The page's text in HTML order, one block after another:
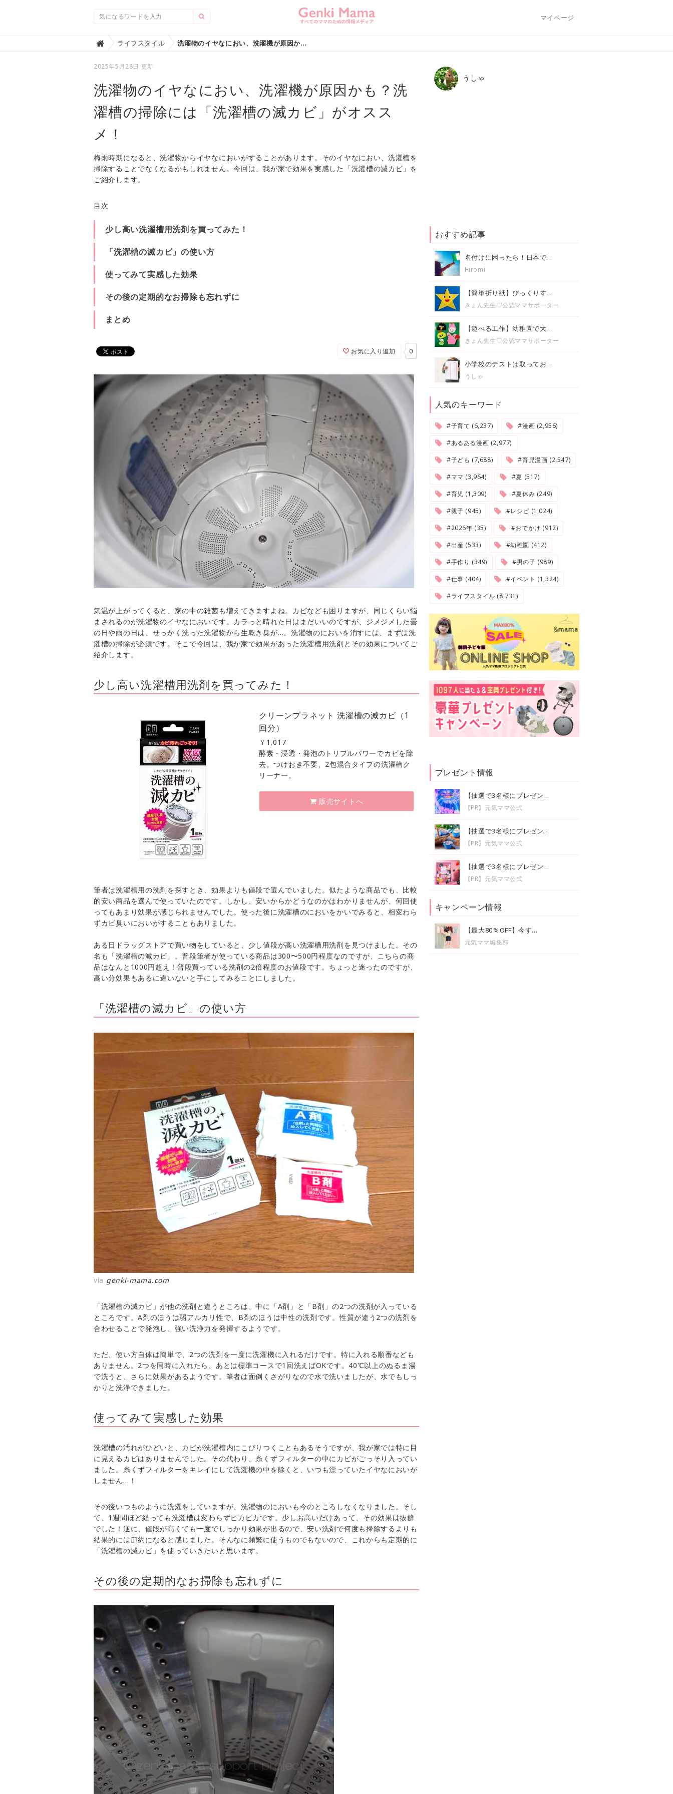
マイページ
Homeライフスタイル 洗濯物のイヤなにおい、洗濯機が原因かも？洗濯槽の掃除には「洗濯槽の滅カビ」がオススメ！
2025年5月28日 更新
洗濯物のイヤなにおい、洗濯機が原因かも？洗
濯槽の掃除には「洗濯槽の滅カビ」がオスス
メ！
梅雨時期になると、洗濯物からイヤなにおいがすることがあります。そのイヤなにおい、洗濯槽を
掃除することでなくなるかもしれません。今回は、我が家で効果を実感した「洗濯槽の滅カビ」を
ご紹介します。
目次
少し高い洗濯槽用洗剤を買ってみた！
「洗濯槽の滅カビ」の使い方
使ってみて実感した効果
その後の定期的なお掃除も忘れずに
まとめ
お気に入り追加 0
気温が上がってくると、家の中の雑菌も増えてきますよね。カビなども困りますが、同じくらい悩
まされるのが洗濯物のイヤなにおいです。カラっと晴れた日はまだいいのですが、ジメジメした曇
の日や雨の日は、せっかく洗った洗濯物から生乾き臭が…。洗濯物のにおいを消すには、まずは洗
濯槽の掃除が必須です。そこで今回は、我が家で効果があった洗濯槽用洗剤とその効果についてご
紹介します。
少し高い洗濯槽用洗剤を買ってみた！
クリーンプラネット 洗濯槽の滅カビ（1
回分）
￥ 1,017
酵素・浸透・発泡のトリプルパワーでカビを除
去。つけおき不要、2包混合タイプの洗濯槽ク
リーナー。
販売サイトへ
筆者は洗濯槽用の洗剤を探すとき、効果よりも値段で選んでいました。似たような商品でも、比較
的安い商品を選んで使っていたのです。しかし、安いからかどうなのかはわかりませんが、何回使
ってもあまり効果が感じられませんでした。使った後に洗濯槽のにおいをかいでみると、相変わら
ずカビ臭いにおいがすることもありました。
ある日ドラッグストアで買い物をしていると、少し値段が高い洗濯槽用洗剤を見つけました。その
名も「洗濯槽の滅カビ」。普段筆者が使っている商品は300〜500円程度なのですが、こちらの商
品はなんと1000円超え！普段買っている洗剤の2倍程度のお値段です。ちょっと迷ったのですが、
高い分効果もあるに違いないと手にしてみることにしました。
「洗濯槽の滅カビ」の使い方
via genki-mama.com
「洗濯槽の滅カビ」が他の洗剤と違うところは、中に「A剤」と「B剤」の2つの洗剤が入っている
ところです。A剤のほうは弱アルカリ性で、B剤のほうは中性の洗剤です。性質が違う2つの洗剤を
合わせることで発泡し、強い洗浄力を発揮するようです。
ただ、使い方自体は簡単で、2つの洗剤を一度に洗濯機に入れるだけです。特に入れる順番なども
ありません。2つを同時に入れたら、あとは標準コースで1回洗えばOKです。40℃以上のぬるま湯
で洗うと、さらに効果があるようです。筆者は面倒くさがりなので水で洗いましたが、水でもしっ
かりと洗浄できました。
使ってみて実感した効果
洗濯槽の汚れがひどいと、カビが洗濯槽内にこびりつくこともあるそうですが、我が家では特に目
に見えるカビはありませんでした。その代わり、糸くずフィルターの中にカビがごっそり入ってい
ました。糸くずフィルターをキレイにして洗濯機の中を除くと、いつも漂っていたイヤなにおいが
しません…！
その後いつものように洗濯をしていますが、洗濯物のにおいも今のところしなくなりました。そし
て、1週間ほど経っても洗濯槽は変わらずピカピカです。少しお高いだけあって、その効果は抜群
でした！逆に、値段が高くても一度でしっかり効果が出るので、安い洗剤で何度も掃除するよりも
結果的には節約になると感じました。そんなに頻繁に使うものでもないので、これからも定期的に
「洗濯槽の滅カビ」を使っていきたいと思います。
その後の定期的なお掃除も忘れずに
うしゃ
おすすめ記事
名付けに困ったら！日本で...
Hiromi
【簡単折り紙】びっくりす...
きょん先生♡公認ママサポーター
【遊べる工作】幼稚園で大...
きょん先生♡公認ママサポーター
小学校のテストは取ってお...
うしゃ
人気のキーワード
#子育て (6,237)
#漫画 (2,956)
#あるある漫画 (2,977)
#子ども (7,688)
#育児漫画 (2,547)
#ママ (3,964)
#夏 (517)
#育児 (1,309)
#夏休み (249)
#親子 (945)
#レシピ (1,024)
#2026年 (35)
#おでかけ (912)
#出産 (533)
#幼稚園 (412)
#手作り (349)
#男の子 (989)
#仕事 (404)
#イベント (1,324)
#ライフスタイル (8,731)
プレゼント情報
【抽選で3名様にプレゼン...
【PR】元気ママ公式
【抽選で3名様にプレゼン...
【PR】元気ママ公式
【抽選で3名様にプレゼン...
【PR】元気ママ公式
キャンペーン情報
【最大80％OFF】今す...
元気ママ編集部